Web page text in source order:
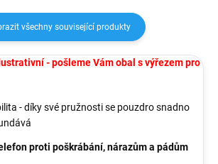
všechny související produkty
- pošleme Vám obal s výřezem pro
- díky své pružnosti se pouzdro snadno
proti poškrábání, nárazům a pádům